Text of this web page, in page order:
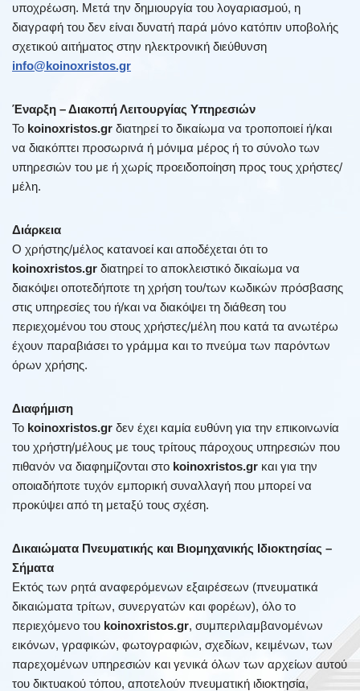
υποχρέωση. Μετά την δημιουργία του λογαριασμού, η
διαγραφή του δεν είναι δυνατή παρά μόνο κατόπιν υποβολής
σχετικού αιτήματος στην ηλεκτρονική διεύθυνση
info@koinoxristos.gr
Έναρξη – Διακοπή Λειτουργίας Υπηρεσιών
Το koinoxristos.gr διατηρεί το δικαίωμα να τροποποιεί ή/και
να διακόπτει προσωρινά ή μόνιμα μέρος ή το σύνολο των
υπηρεσιών του με ή χωρίς προειδοποίηση προς τους χρήστες/
μέλη.
Διάρκεια
Ο χρήστης/μέλος κατανοεί και αποδέχεται ότι το
koinoxristos.gr διατηρεί το αποκλειστικό δικαίωμα να
διακόψει οποτεδήποτε τη χρήση του/των κωδικών πρόσβασης
στις υπηρεσίες του ή/και να διακόψει τη διάθεση του
περιεχομένου του στους χρήστες/μέλη που κατά τα ανωτέρω
έχουν παραβιάσει το γράμμα και το πνεύμα των παρόντων
όρων χρήσης.
Διαφήμιση
Το koinoxristos.gr δεν έχει καμία ευθύνη για την επικοινωνία
του χρήστη/μέλους με τους τρίτους πάροχους υπηρεσιών που
πιθανόν να διαφημίζονται στο koinoxristos.gr και για την
οποιαδήποτε τυχόν εμπορική συναλλαγή που μπορεί να
προκύψει από τη μεταξύ τους σχέση.
Δικαιώματα Πνευματικής και Βιομηχανικής Ιδιοκτησίας –
Σήματα
Εκτός των ρητά αναφερόμενων εξαιρέσεων (πνευματικά
δικαιώματα τρίτων, συνεργατών και φορέων), όλο το
περιεχόμενο του koinoxristos.gr, συμπεριλαμβανομένων
εικόνων, γραφικών, φωτογραφιών, σχεδίων, κειμένων, των
παρεχομένων υπηρεσιών και γενικά όλων των αρχείων αυτού
του δικτυακού τόπου, αποτελούν πνευματική ιδιοκτησία,